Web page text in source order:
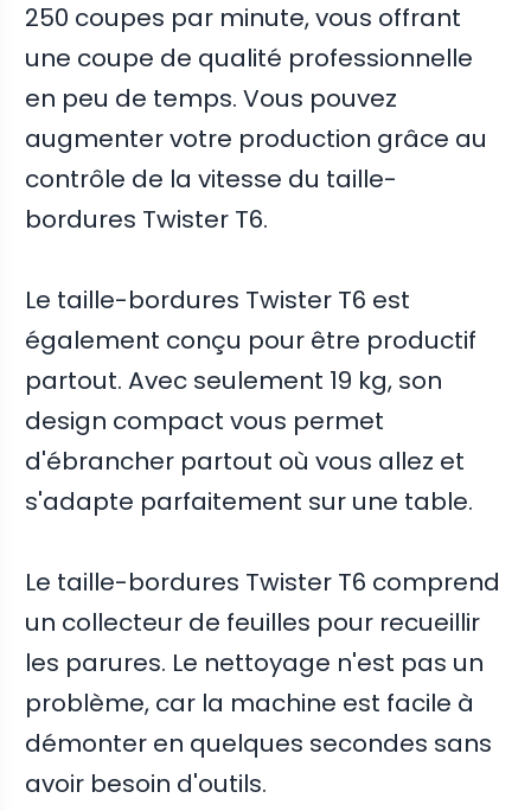
250 coupes par minute, vous offrant
une coupe de qualité professionnelle
en peu de temps. Vous pouvez
augmenter votre production grâce au
contrôle de la vitesse du taille-
bordures Twister T6.
Le taille-bordures Twister T6 est
également conçu pour être productif
partout. Avec seulement 19 kg, son
design compact vous permet
d'ébrancher partout où vous allez et
s'adapte parfaitement sur une table.
Le taille-bordures Twister T6 comprend
un collecteur de feuilles pour recueillir
les parures. Le nettoyage n'est pas un
problème, car la machine est facile à
démonter en quelques secondes sans
avoir besoin d'outils.